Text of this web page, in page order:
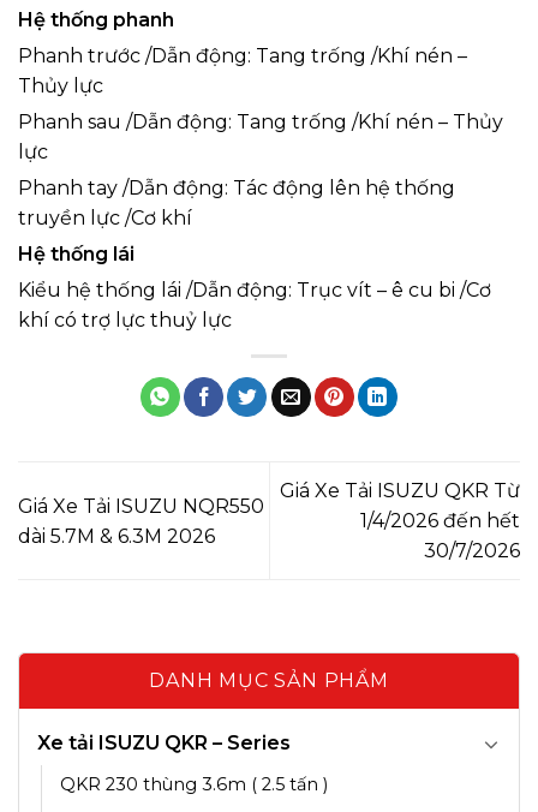
Hệ thống phanh
Phanh trước /Dẫn động: Tang trống /Khí nén –
Thủy lực
Phanh sau /Dẫn động: Tang trống /Khí nén – Thủy
lực
Phanh tay /Dẫn động: Tác động lên hệ thống
truyền lực /Cơ khí
Hệ thống lái
Kiểu hệ thống lái /Dẫn động: Trục vít – ê cu bi /Cơ
khí có trợ lực thuỷ lực
Giá Xe Tải ISUZU NQR550
dài 5.7M & 6.3M 2026
Giá Xe Tải ISUZU QKR Từ
1/4/2026 đến hết
30/7/2026
DANH MỤC SẢN PHẨM
Xe tải ISUZU QKR – Series
QKR 230 thùng 3.6m ( 2.5 tấn )